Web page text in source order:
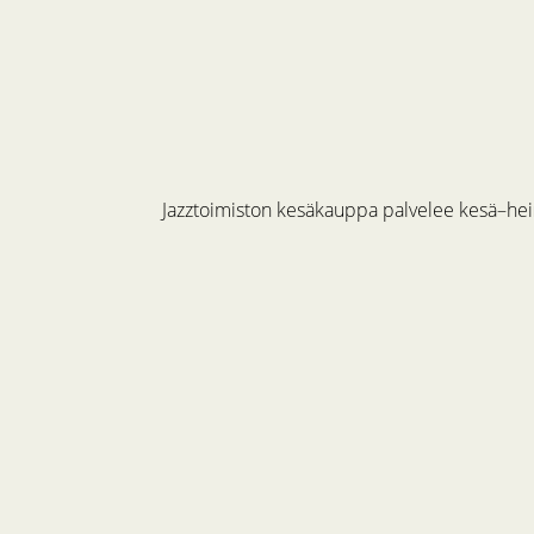
Jazztoimiston kesäkauppa palvelee